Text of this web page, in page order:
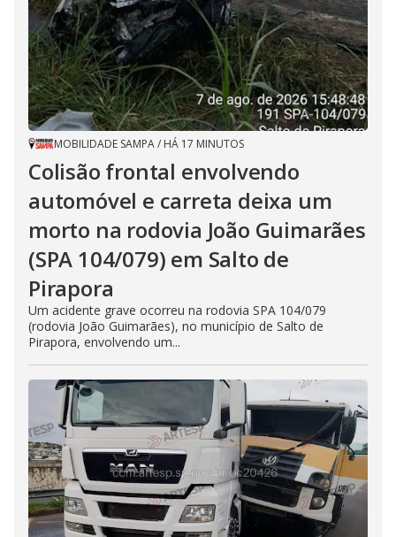
MOBILIDADE SAMPA/ HÁ 17 MINUTOS
Colisão frontal envolvendo
automóvel e carreta deixa um
morto na rodovia João Guimarães
(SPA 104/079) em Salto de
Pirapora
Um acidente grave ocorreu na rodovia SPA 104/079
(rodovia João Guimarães), no município de Salto de
Pirapora, envolvendo um...